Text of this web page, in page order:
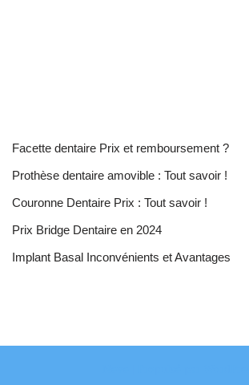
Facette dentaire Prix et remboursement ?
Prothèse dentaire amovible : Tout savoir !
Couronne Dentaire Prix : Tout savoir !
Prix Bridge Dentaire en 2024
Implant Basal Inconvénients et Avantages